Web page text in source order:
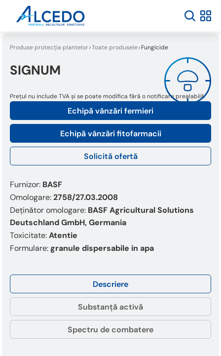
Produse protecția plantelor Toate produsele Fungicide
SIGNUM
Echipă vânzări fermieri
Echipă vânzări fitofarmacii
Solicită ofertă
Prețul nu include TVA și se poate modifica fără o notificare prealabilă.
Furnizor: BASF
Omologare:2758/27.03.2008
Deținător omologare: BASF Agricultural Solutions
Deutschland GmbH, Germania
Toxicitate:Atentie
Formulare:granule dispersabile in apa
Descriere
Substanță activă
Spectru de combatere